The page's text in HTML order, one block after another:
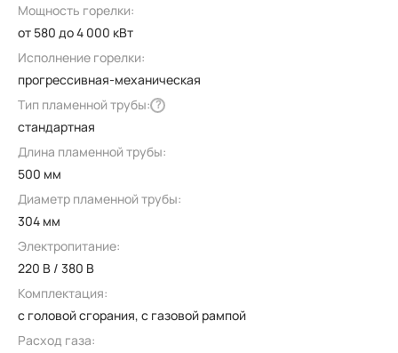
Мощность горелки:
от 580 до 4 000 кВт
Исполнение горелки:
прогрессивная-механическая
Тип пламенной трубы: ?
стандартная
Длина пламенной трубы:
500 мм
Диаметр пламенной трубы:
304 мм
Электропитание:
220 В / 380 В
Комплектация:
с головой сгорания, с газовой рампой
Расход газа: